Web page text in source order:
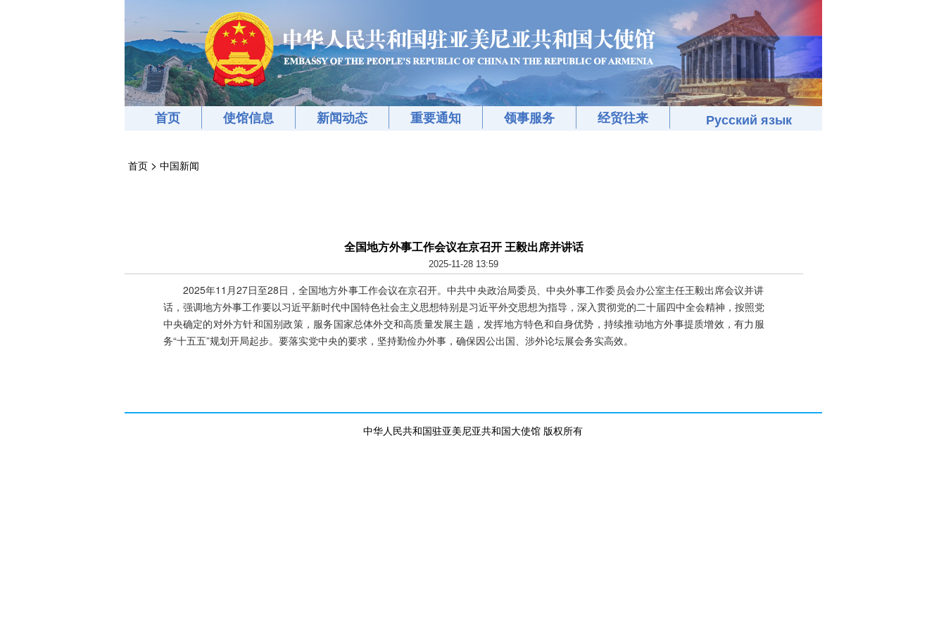
首页 使馆信息 新闻动态 重要通知 领事服务 经贸往来 Русский язык
首页> 中国新闻
全国地方外事工作会议在京召开 王毅出席并讲话
2025-11-28 13:59
2025年11月27日至28日，全国地方外事工作会议在京召开。中共中央政治局委员、中央外事工作委员会办公室主任王毅出席会议并讲
话，强调地方外事工作要以习近平新时代中国特色社会主义思想特别是习近平外交思想为指导，深入贯彻党的二十届四中全会精神，按照党
中央确定的对外方针和国别政策，服务国家总体外交和高质量发展主题，发挥地方特色和自身优势，持续推动地方外事提质增效，有力服
务“十五五”规划开局起步。要落实党中央的要求，坚持勤俭办外事，确保因公出国、涉外论坛展会务实高效。
中华人民共和国驻亚美尼亚共和国大使馆 版权所有